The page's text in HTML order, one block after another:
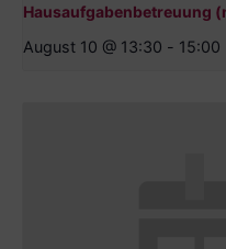
Hausaufgabenbetreuung
August 10 @ 13:30 - 15:00